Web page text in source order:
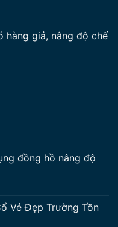
hàng giả, nâng độ chế
đồng hồ nâng độ
Vẻ Đẹp Trường Tồn